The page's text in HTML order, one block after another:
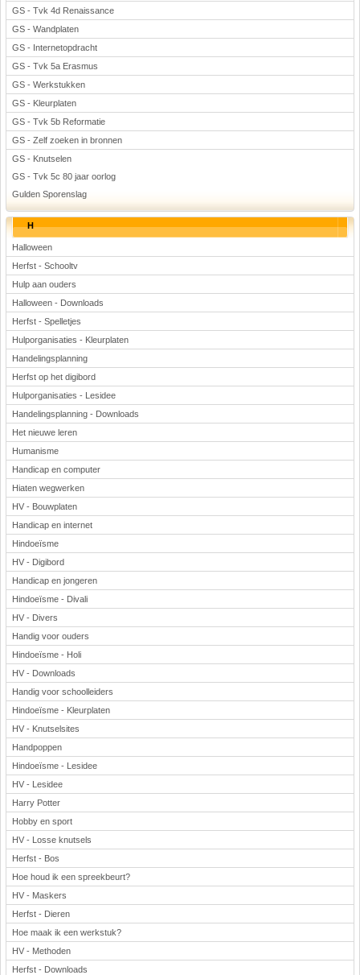
GS - Tvk 4d Renaissance
GS - Wandplaten
GS - Internetopdracht
GS - Tvk 5a Erasmus
GS - Werkstukken
GS - Kleurplaten
GS - Tvk 5b Reformatie
GS - Zelf zoeken in bronnen
GS - Knutselen
GS - Tvk 5c 80 jaar oorlog
Gulden Sporenslag
H
Halloween
Herfst - Schooltv
Hulp aan ouders
Halloween - Downloads
Herfst - Spelletjes
Hulporganisaties - Kleurplaten
Handelingsplanning
Herfst op het digibord
Hulporganisaties - Lesidee
Handelingsplanning - Downloads
Het nieuwe leren
Humanisme
Handicap en computer
Hiaten wegwerken
HV - Bouwplaten
Handicap en internet
Hindoeïsme
HV - Digibord
Handicap en jongeren
Hindoeïsme - Divali
HV - Divers
Handig voor ouders
Hindoeïsme - Holi
HV - Downloads
Handig voor schoolleiders
Hindoeïsme - Kleurplaten
HV - Knutselsites
Handpoppen
Hindoeïsme - Lesidee
HV - Lesidee
Harry Potter
Hobby en sport
HV - Losse knutsels
Herfst - Bos
Hoe houd ik een spreekbeurt?
HV - Maskers
Herfst - Dieren
Hoe maak ik een werkstuk?
HV - Methoden
Herfst - Downloads